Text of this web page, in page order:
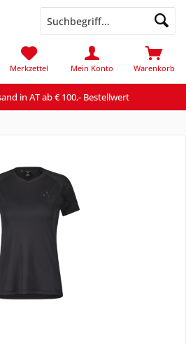
in AT ab € 100,- Bestellwert
Warenkorb
Merkzettel Mein Konto